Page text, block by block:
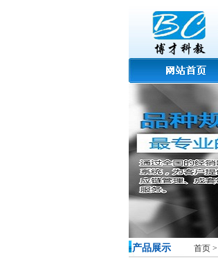
-产品展示 首页 >